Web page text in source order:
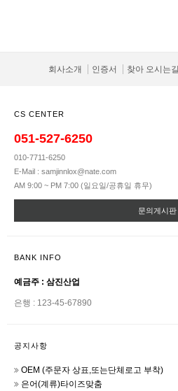
회사소개 인증서 찾아 오시는길
CS CENTER
051-527-6250
010-7711-6250
E-Mail : samjinnlox@nate.com
AM 9:00 ~ PM 7:00 (일요일/공휴일 휴무)
문의게시판
BANK INFO
예금주 : 삼진산업
은행 : 123-45-67890
공지사항
OEM (주문자 상표,또는단체로고 부착)
은어(계류)타이즈맞춤